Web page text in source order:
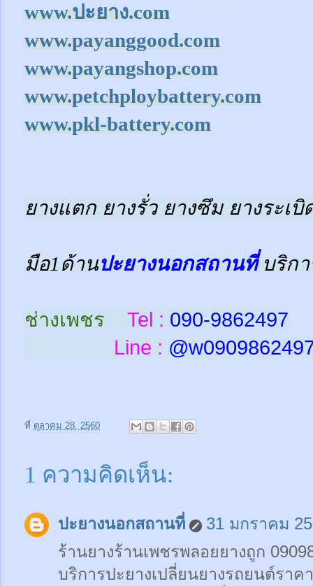
www.ปะยาง.com
www.payanggood.com
www.payangshop.com
www.petchploybattery.com
www.pkl-battery.com
ยางแตก ยางรั่ว ยางซึม ยางระเบิ
มือ1ด้านปะยางนอกสถานที่ บริก
ช่างเพชร Tel : 090-9862497
Line : @w
ที่ ตุลาคม 28, 2560
1 ความคิดเห็น:
ปะยางนอกสถานที่
31 มกราคม
ร้านยางร้านเพชรพลอยยางถูก
บริการปะยางเปลี่ยนยางรถยนต์ราค